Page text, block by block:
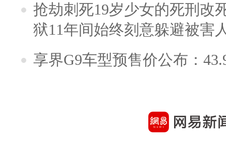
抢劫刺死19岁少女的死刑改
狱11年间始终刻意躲避被害
享界G9车型预售价公布：